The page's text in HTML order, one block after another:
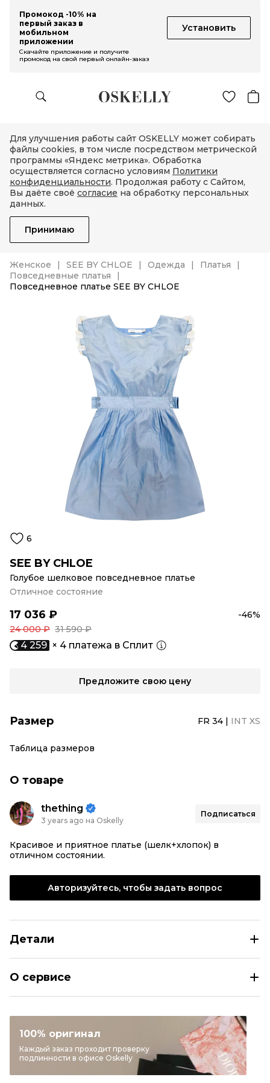
Промокод -10% на
первый заказ в
мобильном
приложении
Установить
Скачайте приложение и получите
промокод на свой первый онлайн-заказ
Для улучшения работы сайт OSKELLY может собирать
файлы cookies, в том числе посредством метрической
программы «Яндекс метрика». Обработка
осуществляется согласно условиям Политики
конфиденциальности. Продолжая работу с Сайтом,
Вы даёте своё согласие на обработку персональных
данных.
Принимаю
Женское SEE BY CHLOE Одежда
Платья
Повседневные платья
Повседневное платье SEE BY CHLOE
6
SEE BY CHLOE
Голубое шелковое повседневное платье
Отличное состояние
17 036 ₽
-46%
24 000 ₽ 31 590 ₽
4 259 × 4 платежа в Сплит
Предложите свою цену
Размер FR 34 | INT XS
Таблица размеров
О товаре
thething
3 years ago на Oskelly
Подписаться
Красивое и приятное платье (шелк+хлопок) в
отличном состоянии.
Авторизуйтесь, чтобы задать вопрос
Детали
Категория
Повседневные платья
Бренд
SEE BY CHLOE
Материал одежды
Шелк
О сервисе
100% оригинал
Каждый заказ проходит проверку
подлинности в офисе Oskelly